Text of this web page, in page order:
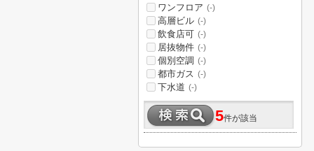
ワンフロア (-)
高層ビル (-)
飲食店可 (-)
居抜物件 (-)
個別空調 (-)
都市ガス (-)
下水道 (-)
5件が該当